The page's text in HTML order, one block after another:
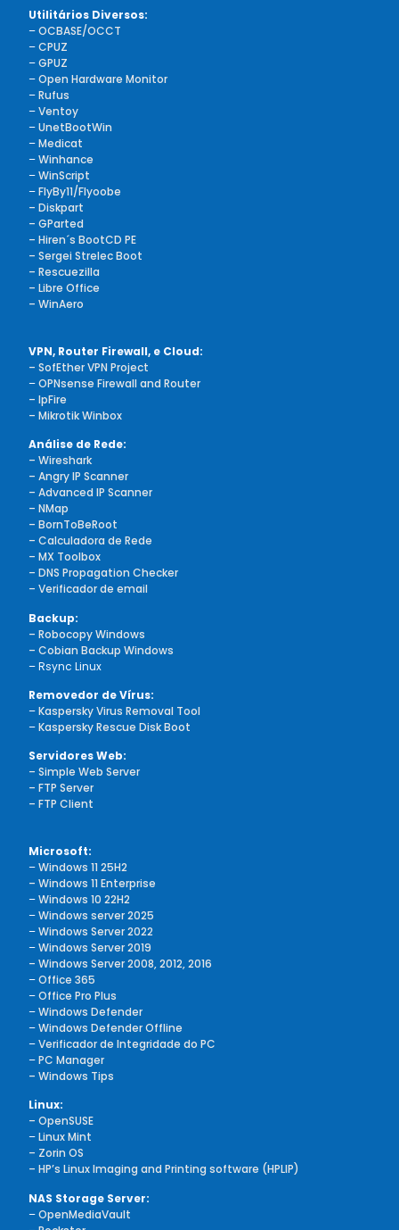
Utilitários Diversos:
–OCBASE/OCCT
–CPUZ
–GPUZ
–Open Hardware Monitor
–Rufus
–Ventoy
–UnetBootWin
–Medicat
–Winhance
–WinScript
–FlyBy11/Flyoobe
– Diskpart
– GParted
– Hiren´s BootCD PE
– Sergei Strelec Boot
– Rescuezilla
– Libre Office
– WinAero
VPN, Router Firewall, e Cloud:
– SofEther VPN Project
–OPNsense Firewall and Router
– IpFire
– Mikrotik Winbox
Análise de Rede:
– Wireshark
– Angry IP Scanner
– Advanced IP Scanner
– NMap
– BornToBeRoot
– Calculadora de Rede
– MX Toolbox
– DNS Propagation Checker
– Verificador de email
Backup:
– Robocopy Windows
– Cobian Backup Windows
– Rsync Linux
Removedor de Vírus:
–Kaspersky Virus Removal Tool
–Kaspersky Rescue Disk Boot
Servidores Web:
– Simple Web Server
– FTP Server
– FTP Client
Microsoft:
–Windows 11 25H2
– Windows 11 Enterprise
–Windows 10 22H2
–Windows server 2025
–Windows Server 2022
–Windows Server 2019
– Windows Server 2008, 2012, 2016
–Office 365
–Office Pro Plus
–Windows Defender
–Windows Defender Offline
–Verificador de Integridade do PC
–PC Manager
– Windows Tips
Linux:
– OpenSUSE
–Linux Mint
– Zorin OS
– HP’s Linux Imaging and Printing software (HPLIP)
NAS Storage Server:
–OpenMediaVault